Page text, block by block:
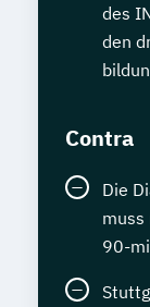
des
den
Contra
Die
muss
90-